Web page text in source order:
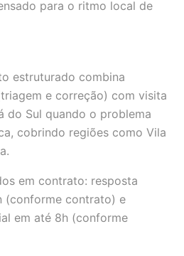
para o ritmo local de
estruturado combina
e correção) com visita
do Sul quando o problema
cobrindo regiões como Vila
em contrato: resposta
(conforme contrato) e
em até 8h (conforme